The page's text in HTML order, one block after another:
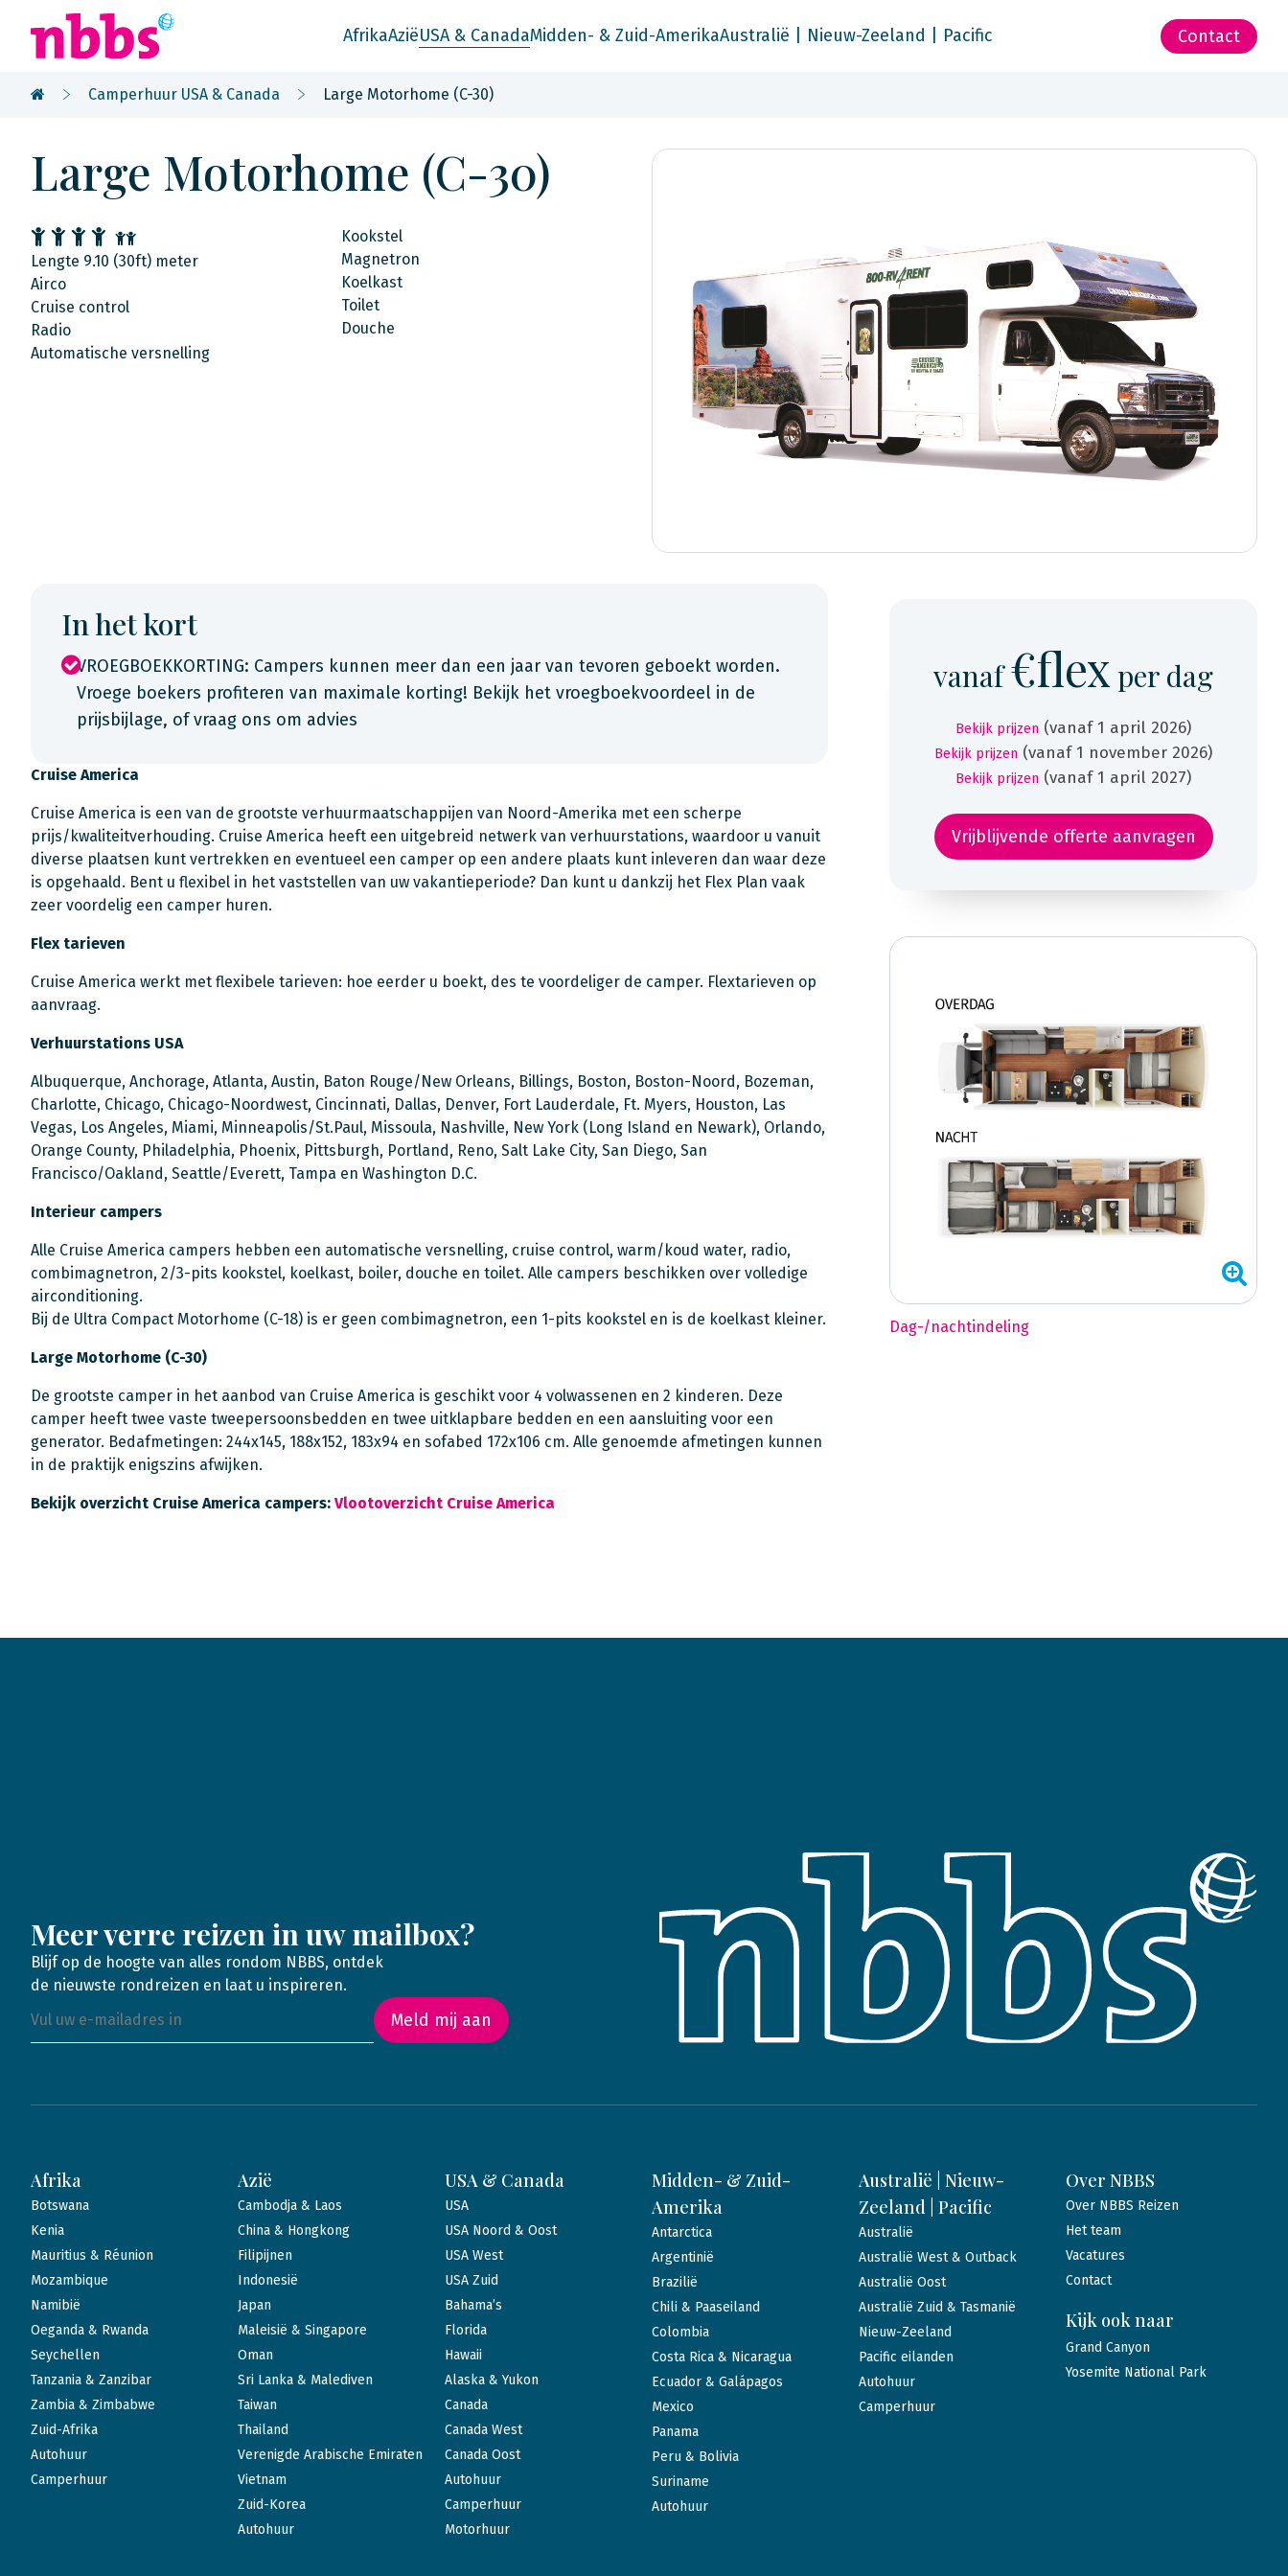
AfrikaAziëUSA & CanadaMidden- & Zuid-AmerikaAustralië | Nieuw-Zeeland | Pacific Contact
Camperhuur USA & Canada Large Motorhome (C-30)
Large Motorhome (C-30)
Lengte 9.10 (30ft) meter
Airco
Cruise control
Radio
Automatische versnelling
Kookstel
Magnetron
Koelkast
Toilet
Douche
In het kort
VROEGBOEKKORTING: Campers kunnen meer dan een jaar van tevoren geboekt worden.
Vroege boekers profiteren van maximale korting! Bekijk het vroegboekvoordeel in de
prijsbijlage, of vraag ons om advies
Cruise America
Cruise America is een van de grootste verhuurmaatschappijen van Noord-Amerika met een scherpe
prijs/kwaliteitverhouding. Cruise America heeft een uitgebreid netwerk van verhuurstations, waardoor u vanuit
diverse plaatsen kunt vertrekken en eventueel een camper op een andere plaats kunt inleveren dan waar deze
is opgehaald. Bent u flexibel in het vaststellen van uw vakantieperiode? Dan kunt u dankzij het Flex Plan vaak
zeer voordelig een camper huren.
Flex tarieven
Cruise America werkt met flexibele tarieven: hoe eerder u boekt, des te voordeliger de camper. Flextarieven op
aanvraag.
Verhuurstations USA
Albuquerque, Anchorage, Atlanta, Austin, Baton Rouge/New Orleans, Billings, Boston, Boston-Noord, Bozeman,
Charlotte, Chicago, Chicago-Noordwest, Cincinnati, Dallas, Denver, Fort Lauderdale, Ft. Myers, Houston, Las
Vegas, Los Angeles, Miami, Minneapolis/St.Paul, Missoula, Nashville, New York (Long Island en Newark), Orlando,
Orange County, Philadelphia, Phoenix, Pittsburgh, Portland, Reno, Salt Lake City, San Diego, San
Francisco/Oakland, Seattle/Everett, Tampa en Washington D.C.
Interieur campers
Alle Cruise America campers hebben een automatische versnelling, cruise control, warm/koud water, radio,
combimagnetron, 2/3-pits kookstel, koelkast, boiler, douche en toilet. Alle campers beschikken over volledige
airconditioning.
Bij de Ultra Compact Motorhome (C-18) is er geen combimagnetron, een 1-pits kookstel en is de koelkast kleiner.
Large Motorhome (C-30)
De grootste camper in het aanbod van Cruise America is geschikt voor 4 volwassenen en 2 kinderen. Deze
camper heeft twee vaste tweepersoonsbedden en twee uitklapbare bedden en een aansluiting voor een
generator. Bedafmetingen: 244x145, 188x152, 183x94 en sofabed 172x106 cm. Alle genoemde afmetingen kunnen
in de praktijk enigszins afwijken.
Bekijk overzicht Cruise America campers: Vlootoverzicht Cruise America
vanaf€flex per dag
Bekijk prijzen (vanaf 1 april 2026)
Bekijk prijzen (vanaf 1 november 2026)
Bekijk prijzen (vanaf 1 april 2027)
Vrijblijvende offerte aanvragen
Dag-/nachtindeling
Meer verre reizen in uw mailbox?
Blijf op de hoogte van alles rondom NBBS, ontdek
de nieuwste rondreizen en laat u inspireren.
Meld mij aan
Afrika
Botswana
Kenia
Mauritius & Réunion
Mozambique
Namibië
Oeganda & Rwanda
Seychellen
Tanzania & Zanzibar
Zambia & Zimbabwe
Zuid-Afrika
Autohuur
Camperhuur
Azië
Cambodja & Laos
China & Hongkong
Filipijnen
Indonesië
Japan
Maleisië & Singapore
Oman
Sri Lanka & Malediven
Taiwan
Thailand
Verenigde Arabische Emiraten
Vietnam
Zuid-Korea
Autohuur
USA & Canada
USA
USA Noord & Oost
USA West
USA Zuid
Bahama’s
Florida
Hawaii
Alaska & Yukon
Canada
Canada West
Canada Oost
Autohuur
Camperhuur
Motorhuur
Midden- & Zuid-
Amerika
Antarctica
Argentinië
Brazilië
Chili & Paaseiland
Colombia
Costa Rica & Nicaragua
Ecuador & Galápagos
Mexico
Panama
Peru & Bolivia
Suriname
Autohuur
Australië | Nieuw-
Zeeland | Pacific
Australië
Australië West & Outback
Australië Oost
Australië Zuid & Tasmanië
Nieuw-Zeeland
Pacific eilanden
Autohuur
Camperhuur
Over NBBS
Over NBBS Reizen
Het team
Vacatures
Contact
Kijk ook naar
Grand Canyon
Yosemite National Park